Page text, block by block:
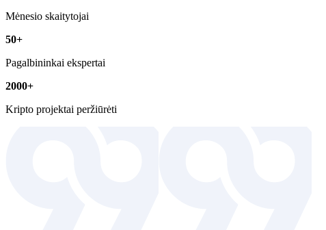
Mėnesio skaitytojai
50+
Pagalbininkai ekspertai
2000+
Kripto projektai peržiūrėti